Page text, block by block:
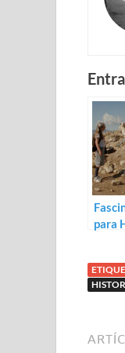
para